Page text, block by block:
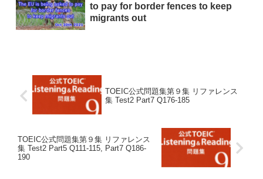
to pay for border fences to keep
migrants out
TOEIC公式問題集第９集 リファレンス
集 Test2 Part7 Q176-185
TOEIC公式問題集第９集 リファレンス
集 Test2 Part5 Q111-115, Part7 Q186-
190